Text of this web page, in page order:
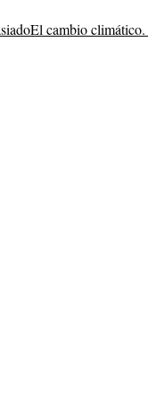
El cambio climático.